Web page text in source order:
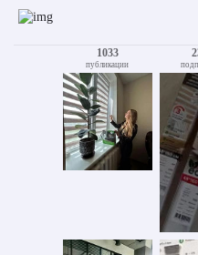
1033
публикации